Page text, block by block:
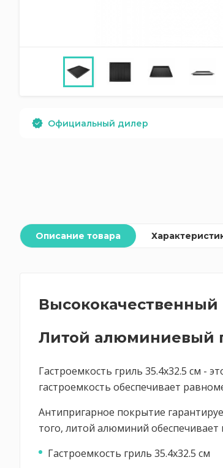
Официальный дилер
Описание товара
Высококачественный
Литой алюминиевый
Гастроемкость гриль 35.4x32.5 см -
гастроемкость обеспечивает
Антипригарное покрытие
того, литой алюминий
Гастроемкость гриль 35.4x32.5 см